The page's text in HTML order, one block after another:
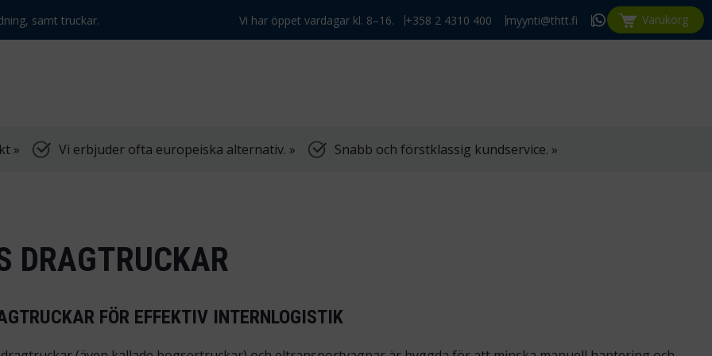
samt truckar. Vi har öppet vardagar kl. 8–16. +358 2 4310 400 myynti@thtt.fi Varukorg
» Vi erbjuder ofta europeiska alternativ. » Snabb och förstklassig kundservice. »
DRAGTRUCKAR
FÖR EFFEKTIV INTERNLOGISTIK